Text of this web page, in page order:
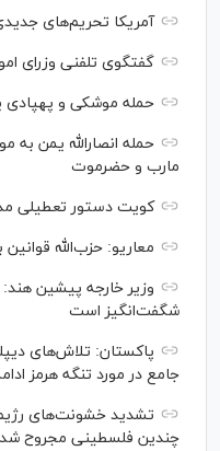
آمریکا تحریم‌های
گفتگوی تلفنی وزرای
حمله موشکی و پهپادی
حمله انصارالله یمن
مارب و حضرموت
کویت دستور تعطیلی
معاریو: حزب‌الله
وزیر خارجه پیشین هند:
شگفت‌انگیز است
پاکستان: تلاش‌های
جامع در مورد تنگه هرمز
تشدید خشونت‌های رژیم
چندین فلسطینی مجروح